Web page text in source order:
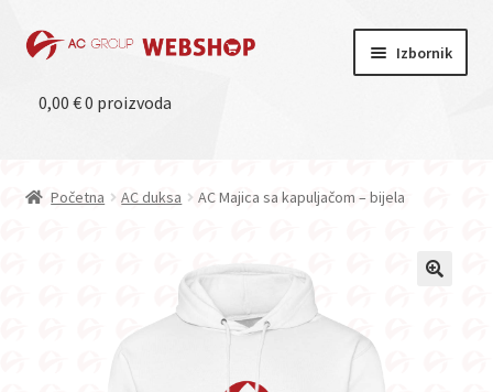
Preskoči
navigaciju
Skoči
sadržaja
Izbornik
Početna
Moj račun
0,00 €0 proizvoda
Početna AC duksa AC Majica sa kapuljačom – bijela